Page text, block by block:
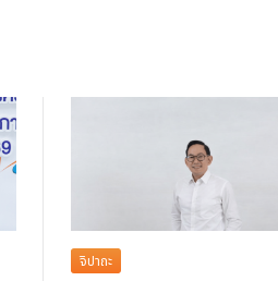
จิปาถะ